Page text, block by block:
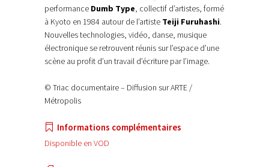
performance Dumb Type, collectif d’artistes, formé
à Kyoto en 1984 autour de l’artiste Teiji Furuhashi.
Nouvelles technologies, vidéo, danse, musique
électronique se retrouvent réunis sur l’espace d’une
scène au profit d’un travail d’écriture par l’image.
© Triac documentaire – Diffusion sur ARTE /
Métropolis
Informations complémentaires
Disponible en VOD